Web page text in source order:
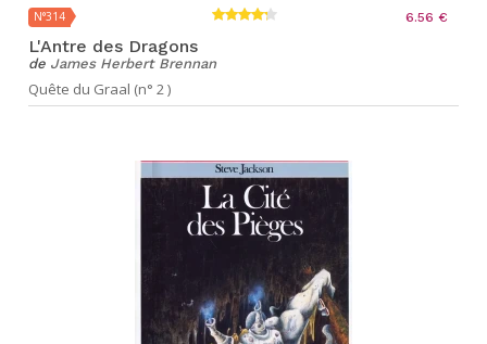
N°314 6.56 €
L'Antre des Dragons
de James Herbert Brennan
Quête du Graal (n° 2 )